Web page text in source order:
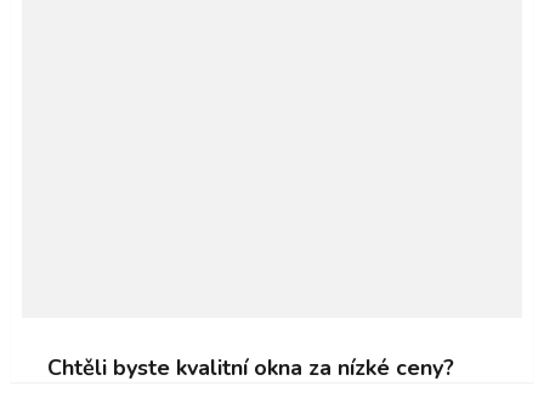
Chtěli byste kvalitní okna za nízké ceny?